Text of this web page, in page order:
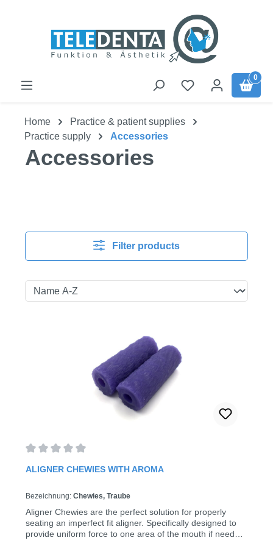
0
Home
Practice & patient supplies
Practice supply
Accessories
Accessories
Filter products
ALIGNER CHEWIES WITH AROMA
Bezeichnung: Chewies, Traube
Aligner Chewies are the perfect solution for properly
seating an imperfect fit aligner. Specifically designed to
provide uniform force to one area of the mouth if needed.